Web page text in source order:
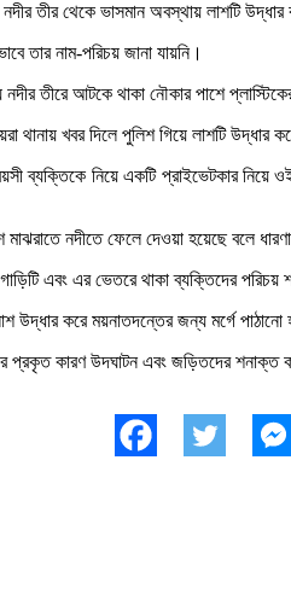
তীর থেকে ভাসমান অবস্থায় লাশটি
তার নাম-পরিচয় জানা যায়নি।
তীরে আটকে থাকা নৌকার পাশে
থানায় খবর দিলে পুলিশ গিয়ে লাশটি উদ্ধার
ব্যক্তিকে নিয়ে একটি প্রাইভেটকার
নদীতে ফেলে দেওয়া হয়েছে বলে
গাড়িটি এবং এর ভেতরে থাকা ব্যক্তিদের
উদ্ধার করে ময়নাতদন্তের জন্য মর্গে
প্রকৃত কারণ উদঘাটন এবং জড়িতদের